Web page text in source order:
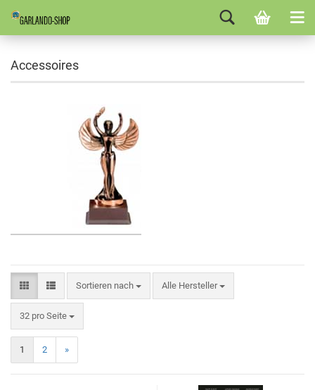
Accessoires
Sortieren nach Alle Hersteller
32 pro Seite
1 2 »